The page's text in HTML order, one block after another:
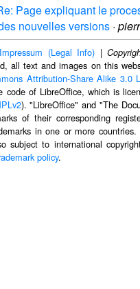
Page expliquant le
nouvelles versions ·
Impressum (Legal Info) |
all text and images on this
Attribution-Share Alike 3.0
code of LibreOffice, which is
). "LibreOffice" and "The
of their corresponding
in one or more countries.
subject to international
policy.